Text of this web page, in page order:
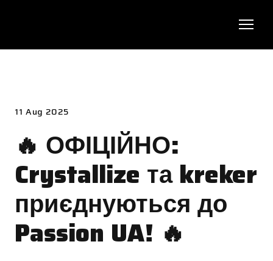
11 Aug 2025
🔥 ОФІЦІЙНО:
Crystallize та kreker
приєднуються до
Passion UA! 🔥